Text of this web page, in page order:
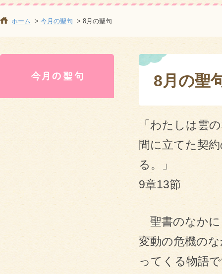
ホーム > 今月の聖句 > 8月の聖句
8月の聖
「わたしは雲
間に立てた契
る
9章13節
聖書のなかに
変動の危機の
ってくる物語